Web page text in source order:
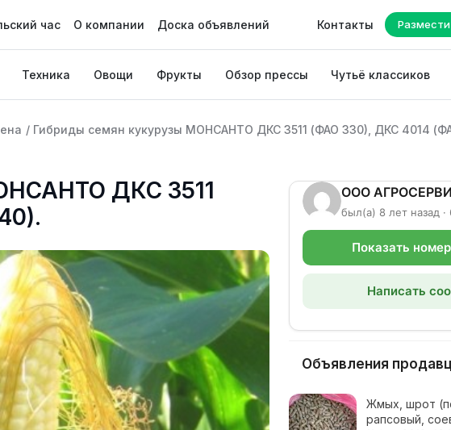
час О компании Доска объявлений Контакты
Техника Овощи Фрукты Обзор прессы Чутьё классиков
/ Гибриды семян кукурузы МОНСАНТО ДКС 3511 (ФАО 330), ДКС 4014
ДКС 3511
ООО
был(а) 8 лет назад
Показать
Написать
Объявления
Жмых, шрот
рапсовый,